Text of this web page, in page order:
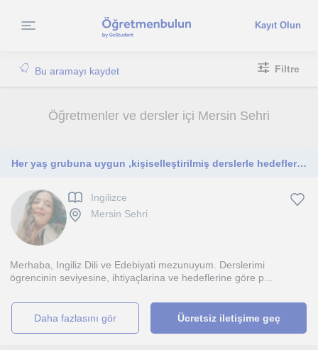
Kayıt Olun
Bu aramayı kaydet Filtre
Öğretmenler ve dersler içi Mersin Sehri
Her yaş grubuna uygun ,kişiselleştirilmiş derslerle hedeflerinize uygun dersler sunuyorum.İngilizceyi eğlenerek ve konuşarak öğren
Ingilizce
Mersin Sehri
Merhaba, Ingiliz Dili ve Edebiyati mezunuyum. Derslerimi
ögrencinin seviyesine, ihtiyaçlarina ve hedeflerine göre p...
daha fazlasını gör Ücretsiz iletişime geç